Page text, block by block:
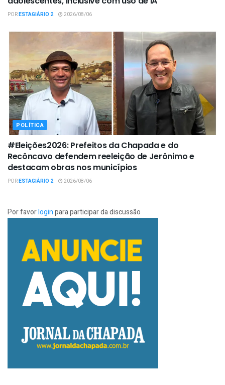
PORESTAGIÁRIO 2 2026/08/06
POLÍTICA
#Eleições2026: Prefeitos da Chapada e do
Recôncavo defendem reeleição de Jerônimo e
destacam obras nos municípios
PORESTAGIÁRIO 2 2026/08/06
Por favorloginpara participar da discussão